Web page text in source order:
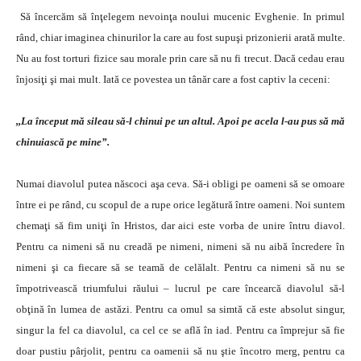
Să încercăm să înţelegem nevoinţa noului mucenic Evghenie. In primul
rând, chiar imaginea chinurilor la care au fost supuşi prizonierii arată multe.
Nu au fost torturi fizice sau morale prin care să nu fi trecut. Dacă cedau erau
înjosiţi şi mai mult. Iată ce povestea un tânăr care a fost captiv la ceceni:
,,La început mă sileau să-l chinui pe un altul. Apoi pe acela l-au pus să mă
chinuiască pe mine”.
Numai diavolul putea născoci aşa ceva. Să-i obligi pe oameni să se omoare
între ei pe rând, cu scopul de a rupe orice legătură între oameni. Noi suntem
chemaţi să fim uniţi în Hristos, dar aici este vorba de unire întru diavol.
Pentru ca nimeni să nu creadă pe nimeni, nimeni să nu aibă încredere în
nimeni şi ca fiecare să se teamă de celălalt. Pentru ca nimeni să nu se
împotrivească triumfului răului – lucrul pe care încearcă diavolul să-l
obţină în lumea de astăzi. Pentru ca omul sa simtă că este absolut singur,
singur la fel ca diavolul, ca cel ce se află în iad. Pentru ca împrejur să fie
doar pustiu pârjolit, pentru ca oamenii să nu ştie încotro merg, pentru ca